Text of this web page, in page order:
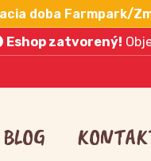
doba Farmpark/
Eshop zatvorený!
BLOG